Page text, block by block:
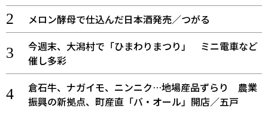
メロン酵母で仕込んだ日本酒発売／つがる
今週末、大潟村で「ひまわりまつり」 ミニ電車など
催し多彩
倉石牛、ナガイモ、ニンニク…地場産品ずらり 農業
振興の新拠点、町産直「バ・オール」開店／五戸